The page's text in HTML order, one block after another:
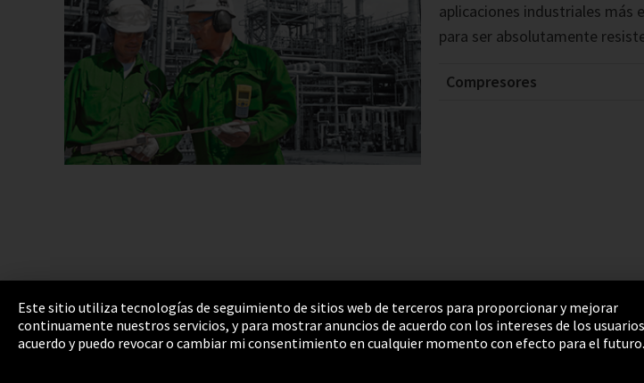
aplicaciones industriales más
para ser absolutamente
Compresores
Pie de imprenta Política de privacidad Cookie Settings Términos y Condiciones
Este sitio utiliza tecnologías de seguimiento de sitios web de terceros para proporcionar y mejorar
continuamente nuestros servicios, y para mostrar anuncios de acuerdo con los intereses de los
acuerdo y puedo revocar o cambiar mi consentimiento en cualquier momento con efecto para el futuro.